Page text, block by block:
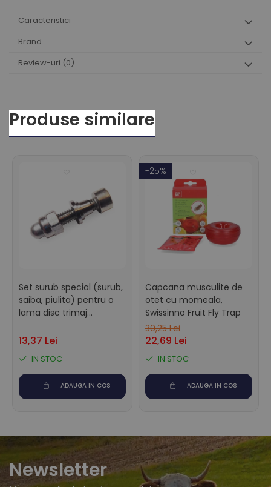
Caracteristici
Brand
Review-uri (0)
Produse similare
Set surub special (surub,
saiba, piulita) pentru o
lama disc trimaj
13,37 Lei
IN STOC
ADAUGA IN COS
-25%
Capcana musculite de
otet cu momeala,
Swissinno Fruit Fly Trap
30,25 Lei
22,69 Lei
IN STOC
ADAUGA IN COS
Newsletter